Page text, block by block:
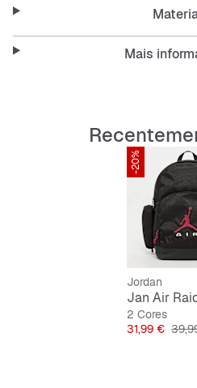
bolso frontal prático
alças de ombro
bolso lateral para objetos
Mais
-20%
Jordan
2 Cores
Preço
31,99 €